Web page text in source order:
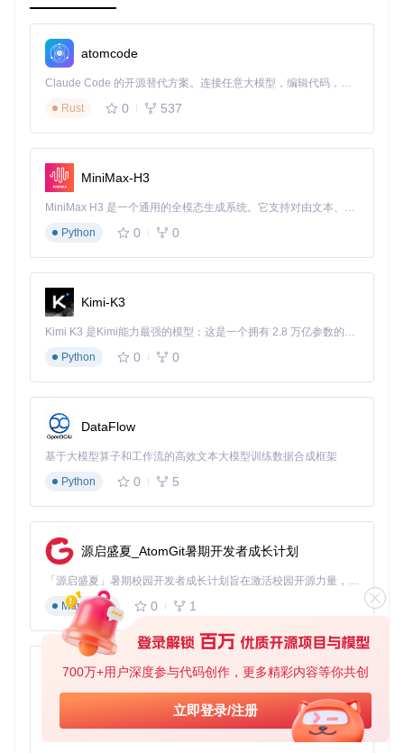
700万+用户深度参与代码创作，更多精彩内容等你共创
立即登录/注册
适用场景：游戏运行卡顿、动画冗长影响体验的玩家。
配置步骤 ：
进入游戏设置界面，找到HsMod配置面板
调整"游戏速度"选项，可设置8倍速（默认）或最高32倍速
勾选"跳过冗余动画"，减少不必要的视觉效果
效果对比
未优化前：完整动画时长约12秒/回合
🔧 卡牌管理增强功能
核心功能配置
智能开包系统 ：
启用方式：在插件配置中勾选"空格键快速开包"
自动分解功能：
配置路径：Hearthstone/BepInEx/config/HsMod.cfg
设置"自动分解"选项为"已收集满的卡牌"或"重复卡牌"
收藏管理增强：
启用"显示9+收藏夹数量"功能
配置"DBID信息显示"：右击任意卡牌即可查看详细数据库ID
📊 对战体验优化方案
适用场景：希望获得更流畅对战体验，需要策略辅助的玩家。
关键功能配置：
表情控制：
Hearthstone/BepInEx/config/HsMod.cfg
选项包括："完全屏蔽对手表情"、"限制每回合表情次
atomcode
Claude Code 的开源替代方案。连接任意大模型，编辑代码，运行命令，自动验证 — 全自动执行。用 Rust 构建，极致性能。 ｜ An open-source alternative to Claude Code. Connect any LLM, edit code, run commands, and verify changes — autonomously. Built in Rust for speed. Get Started
Rust
0 537
MiniMax-H3
MiniMax H3 是一个通用的全模态生成系统。它支持对由文本、图像、视频和音频组成的多模态上下文进行统一理解，并能生成分辨率高达 2K、时长可达 15 秒的带原生立体声音频的视频。得益于面向任务泛化的系统设计，H3 在预训练阶段就已具备广泛的多模态上下文理解与生成能力，能够出色地执行复杂的多模态指令。
Python
0 0
Kimi-K3
Kimi K3 是Kimi能力最强的模型：这是一个拥有 2.8 万亿参数的混合专家（MoE）模型，具备原生视觉理解能力，并支持 100 万 token 的上下文窗口。
Python
0 0
DataFlow
基于大模型算子和工作流的高效文本大模型训练数据合成框架
Python
0 5
源启盛夏_AtomGit暑期开发者成长计划
「源启盛夏」暑期校园开发者成长计划旨在激活校园开源力量，通过积分激励、认证扶持、资源倾斜等形式，引导高校组织和开发者完成「入驻 — 建项目 — 做贡献 — 获认证 — 得资源」的完整闭环。无论你是想带领社团入驻平台的组织者，还是希望用代码贡献证明自己的开发者，都能在这里找到属于你的成长路径。
Markdown
0 1
py-xiaozhi
基于Python的Xiaozhi AI，适用于想要完整Xiaozhi体验而无需拥有专用硬件的用户。
Python
0 1